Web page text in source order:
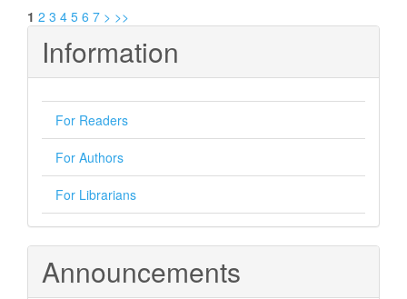
1 2 3 4 5 6 7 > >>
Information
For Readers
For Authors
For Librarians
Announcements